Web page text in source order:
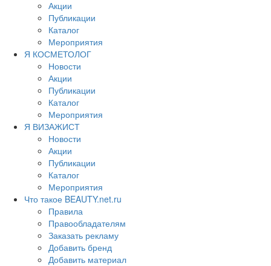
Акции
Публикации
Каталог
Мероприятия
Я КОСМЕТОЛОГ
Новости
Акции
Публикации
Каталог
Мероприятия
Я ВИЗАЖИСТ
Новости
Акции
Публикации
Каталог
Мероприятия
Что такое BEAUTY.net.ru
Правила
Правообладателям
Заказать рекламу
Добавить бренд
Добавить материал